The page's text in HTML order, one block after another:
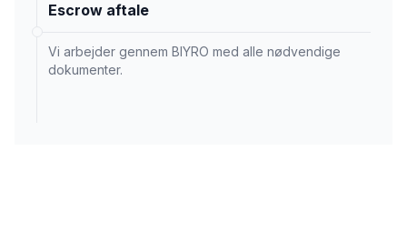
Escrow aftale
Vi arbejder gennem BIYRO med alle nødvendige
dokumenter.